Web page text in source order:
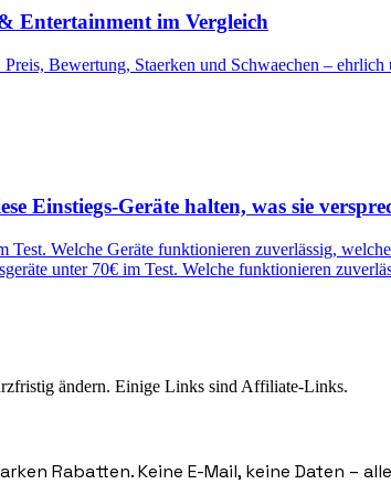
Entertainment im Vergleich
Bewertung, Staerken und Schwaechen –
Einstiegs-Geräte halten, was sie
Test. Welche Geräte funktionieren zuverlässig,
unter 70€ im Test. Welche funktionieren
ändern. Einige Links sind Affiliate-Links.
Rabatten. Keine E-Mail, keine Daten –